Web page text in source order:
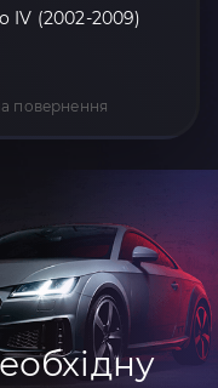
IV (2002-2009)
повернення